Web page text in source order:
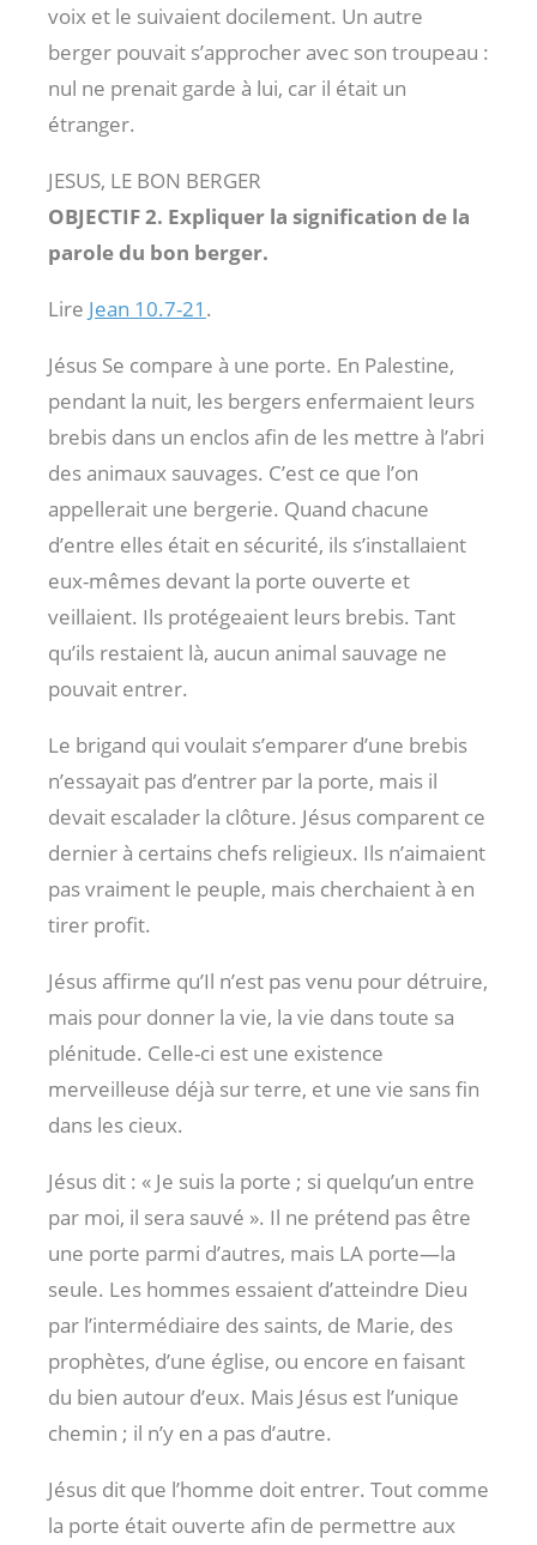
voix et le suivaient docilement. Un autre
berger pouvait s’approcher avec son troupeau :
nul ne prenait garde à lui, car il était un
étranger.
JESUS, LE BON BERGER
OBJECTIF 2. Expliquer la signification de la
parole du bon berger.
Lire Jean 10.7-21 .
Jésus Se compare à une porte. En Palestine,
pendant la nuit, les bergers enfermaient leurs
brebis dans un enclos afin de les mettre à l’abri
des animaux sauvages. C’est ce que l’on
appellerait une bergerie. Quand chacune
d’entre elles était en sécurité, ils s’installaient
eux-mêmes devant la porte ouverte et
veillaient. Ils protégeaient leurs brebis. Tant
qu’ils restaient là, aucun animal sauvage ne
pouvait entrer.
Le brigand qui voulait s’emparer d’une brebis
n’essayait pas d’entrer par la porte, mais il
devait escalader la clôture. Jésus comparent ce
dernier à certains chefs religieux. Ils n’aimaient
pas vraiment le peuple, mais cherchaient à en
tirer profit.
Jésus affirme qu’Il n’est pas venu pour détruire,
mais pour donner la vie, la vie dans toute sa
plénitude. Celle-ci est une existence
merveilleuse déjà sur terre, et une vie sans fin
dans les cieux.
Jésus dit : « Je suis la porte ; si quelqu’un entre
par moi, il sera sauvé ». Il ne prétend pas être
une porte parmi d’autres, mais LA porte—la
seule. Les hommes essaient d’atteindre Dieu
par l’intermédiaire des saints, de Marie, des
prophètes, d’une église, ou encore en faisant
du bien autour d’eux. Mais Jésus est l’unique
chemin ; il n’y en a pas d’autre.
Jésus dit que l’homme doit entrer. Tout comme
la porte était ouverte afin de permettre aux